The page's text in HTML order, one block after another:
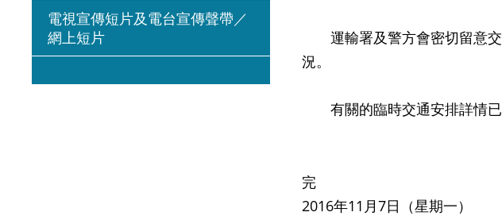
電視宣傳短片及電台宣傳聲帶／
網上短片
運輸署及警方會密切留意交
況。
有關的臨時交通安排詳情已
完
2016年11月7日（星期一）